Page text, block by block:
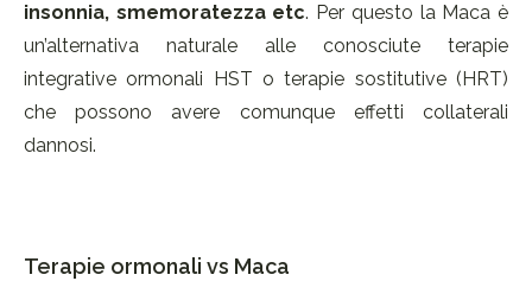
insonnia, smemoratezza etc. Per questo la Maca è
un’alternativa naturale alle conosciute terapie
integrative ormonali HST o terapie sostitutive (HRT)
che possono avere comunque effetti collaterali
dannosi.
Terapie ormonali vs Maca